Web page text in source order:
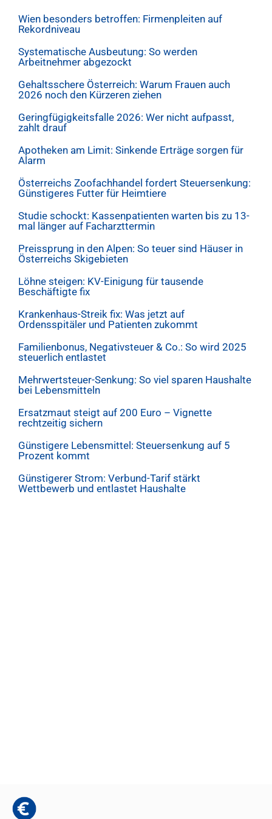
Wien besonders betroffen: Firmenpleiten auf
Rekordniveau
Systematische Ausbeutung: So werden
Arbeitnehmer abgezockt
Gehaltsschere Österreich: Warum Frauen auch
2026 noch den Kürzeren ziehen
Geringfügigkeitsfalle 2026: Wer nicht aufpasst,
zahlt drauf
Apotheken am Limit: Sinkende Erträge sorgen für
Alarm
Österreichs Zoofachhandel fordert Steuersenkung:
Günstigeres Futter für Heimtiere
Studie schockt: Kassenpatienten warten bis zu 13-
mal länger auf Facharzttermin
Preissprung in den Alpen: So teuer sind Häuser in
Österreichs Skigebieten
Löhne steigen: KV-Einigung für tausende
Beschäftigte fix
Krankenhaus-Streik fix: Was jetzt auf
Ordensspitäler und Patienten zukommt
Familienbonus, Negativsteuer & Co.: So wird 2025
steuerlich entlastet
Mehrwertsteuer-Senkung: So viel sparen Haushalte
bei Lebensmitteln
Ersatzmaut steigt auf 200 Euro – Vignette
rechtzeitig sichern
Günstigere Lebensmittel: Steuersenkung auf 5
Prozent kommt
Günstigerer Strom: Verbund-Tarif stärkt
Wettbewerb und entlastet Haushalte